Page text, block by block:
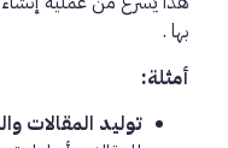
بها .
أمثلة:
توليد المقالات